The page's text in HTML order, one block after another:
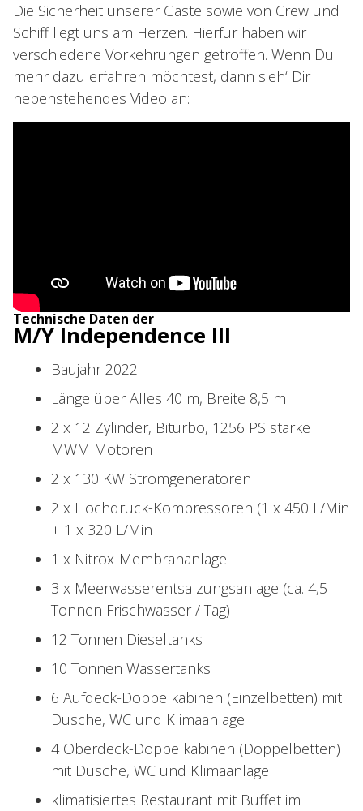
Die Sicherheit unserer Gäste sowie von Crew und
Schiff liegt uns am Herzen. Hierfür haben wir
verschiedene Vorkehrungen getroffen. Wenn Du
mehr dazu erfahren möchtest, dann sieh‘ Dir
nebenstehendes Video an:
Technische Daten der
M/Y Independence III
Baujahr 2022
Länge über Alles 40 m, Breite 8,5 m
2 x 12 Zylinder, Biturbo, 1256 PS starke
MWM Motoren
2 x 130 KW Stromgeneratoren
2 x Hochdruck-Kompressoren (1 x 450 L/Min
+ 1 x 320 L/Min
1 x Nitrox-Membrananlage
3 x Meerwasserentsalzungsanlage (ca. 4,5
Tonnen Frischwasser / Tag)
12 Tonnen Dieseltanks
10 Tonnen Wassertanks
6 Aufdeck-Doppelkabinen (Einzelbetten) mit
Dusche, WC und Klimaanlage
4 Oberdeck-Doppelkabinen (Doppelbetten)
mit Dusche, WC und Klimaanlage
klimatisiertes Restaurant mit Buffet im